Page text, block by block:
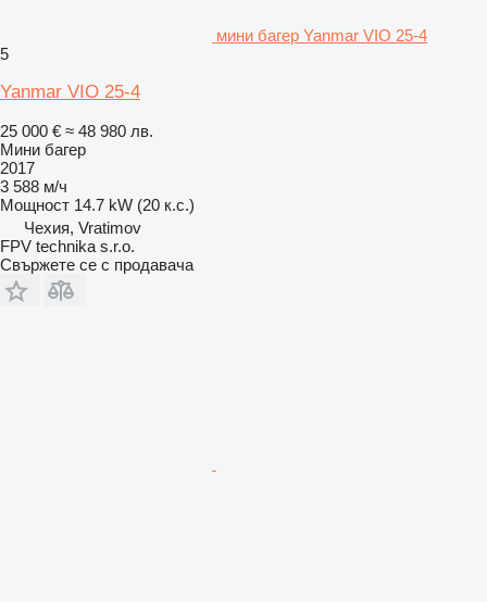
мини багер Yanmar VIO 25-4
5
Yanmar VIO 25-4
25 000 € ≈ 48 980 лв.
Мини багер
2017
3 588 м/ч
Мощност 14.7 kW (20 к.с.)
Чехия, Vratimov
FPV technika s.r.o.
Свържете се с продавача